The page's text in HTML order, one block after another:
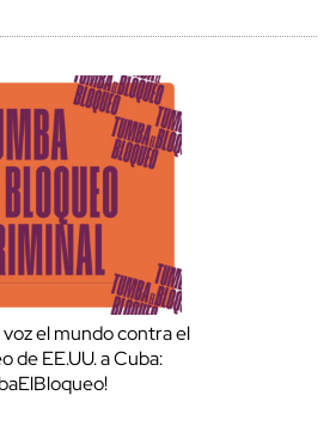
voz el mundo contra el
de EE.UU. a Cuba: